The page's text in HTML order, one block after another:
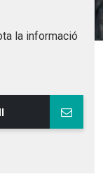
la informació